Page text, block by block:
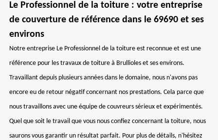
Le Professionnel de la toiture : votre entreprise
de couverture de référence dans le 69690 et ses
environs
Notre entreprise Le Professionnel de la toiture est reconnue et est une
référence pour les travaux de toiture à Brullioles et ses environs.
Travaillant depuis plusieurs années dans le domaine, nous n'avons pas
encore eu de retour négatif concernant nos prestations. Cela parce que
nous travaillons avec une équipe de couvreurs sérieux et expérimentés.
Quel que soit le travail que vous nous confiez concernant la toiture, nous
saurons vous garantir un résultat parfait. Pour plus de détails, n'hésitez